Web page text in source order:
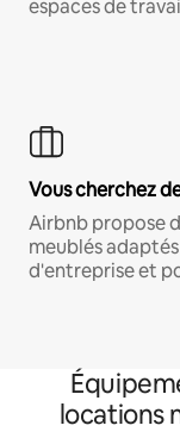
espaces de
Vous cherchez
Airbnb propose
meublés
d'entreprise et
locations